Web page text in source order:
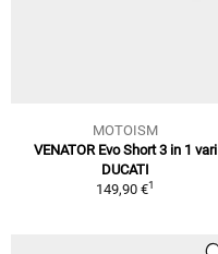
MOTOISM
VENATOR Evo Short 3 in 1 vari
DUCATI
149,90 €1